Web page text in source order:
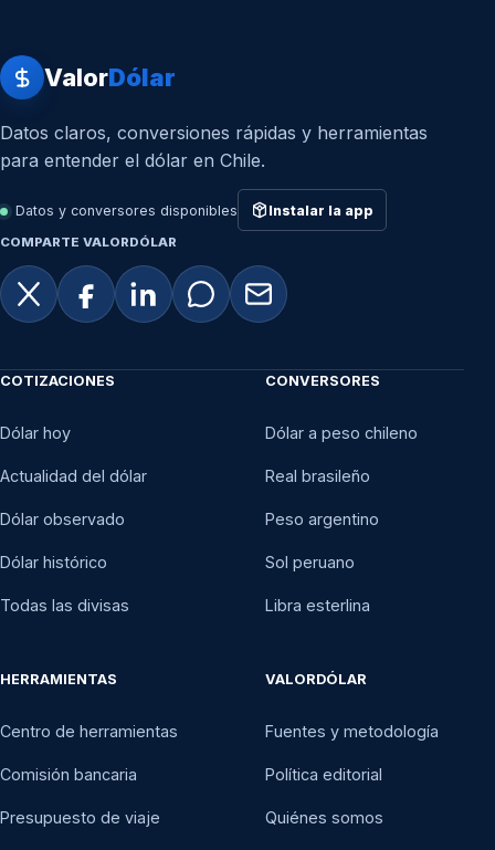
ValorDólar
Datos claros, conversiones rápidas y herramientas
para entender el dólar en Chile.
Datos y conversores disponibles Instalar la app
COMPARTE VALORDÓLAR
COTIZACIONES
Dólar hoy
Actualidad del dólar
Dólar observado
Dólar histórico
Todas las divisas
CONVERSORES
Dólar a peso chileno
Real brasileño
Peso argentino
Sol peruano
Libra esterlina
HERRAMIENTAS
Centro de herramientas
Comisión bancaria
Presupuesto de viaje
VALORDÓLAR
Fuentes y metodología
Política editorial
Quiénes somos